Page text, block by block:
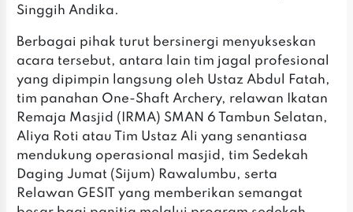
Singgih Andika.
‎‎Berbagai pihak turut bersinergi menyukseskan
acara tersebut, antara lain tim jagal profesional
yang dipimpin langsung oleh Ustaz Abdul Fatah,
tim panahan One-Shaft Archery, relawan Ikatan
Remaja Masjid (IRMA) SMAN 6 Tambun Selatan,
Aliya Roti atau Tim Ustaz Ali yang senantiasa
mendukung operasional masjid, tim Sedekah
Daging Jumat (Sijum) Rawalumbu, serta
Relawan GESIT yang memberikan semangat